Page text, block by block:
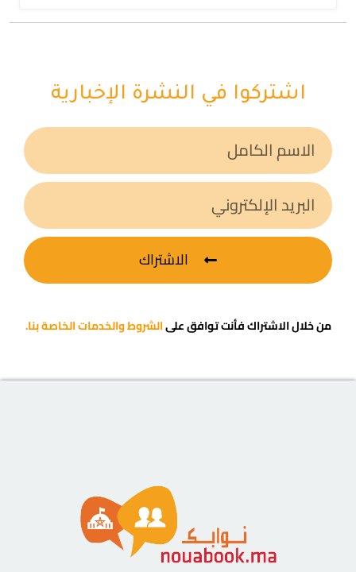
اشتركوا في النشرة الإخبارية
الاشتراك
من خلال الاشتراك فأنت توافق علىالشروط والخدمات الخاصة بنا.